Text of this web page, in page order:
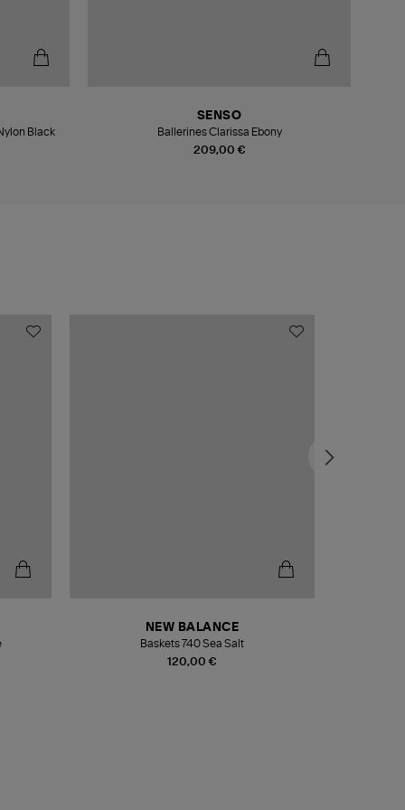
Black
209,00 €
SENSO
Ballerines Clarissa Ebony
120,00 €
NEW BALANCE
Baskets 740 Sea Salt